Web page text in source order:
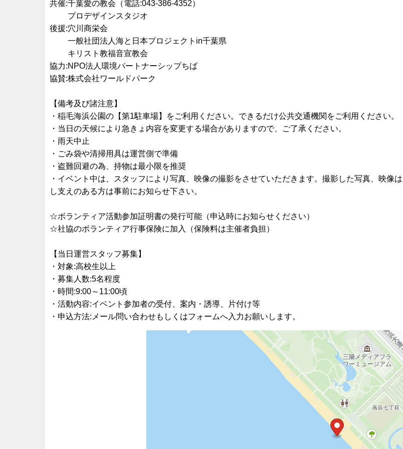
共催:千葉愛の教会（電話:043-386-4352）
プロデザインスタジオ
後援:穴川商栄会
一般社団法人海と日本プロジェクトin千葉県
キリスト教福音宣教会
協力:NPO法人環境パートナーシップちば
協賛:株式会社ワールドパーク
【備考及び諸注意】
・稲毛海浜公園の【第1駐車場】をご利用ください。できるだけ公共交通機関をご利用ください。
・当日の天候により急きょ内容を変更する場合がありますので、ご了承ください。
・雨天中止
・ごみ袋や清掃用具は運営側で準備
・盗難回避の為、持物は最小限を推奨
・イベント中は、スタッフにより写真、映像の撮影をさせていただきます。撮影した写真、映
し支えのある方は事前にお知らせ下さい。
☆ボランティア活動参加証明書の発行可能（申込時にお知らせください）
☆社協のボランティア行事保険に加入（保険料は主催者負担）
【当日運営スタッフ募集】
・対象:高校生以上
・募集人数:5名程度
・時間:9:00～11:00頃
・活動内容:イベント参加者の受付、案内・誘導、片付け等
・申込方法:メール問い合わせもしくはフォームへ入力お願いします。